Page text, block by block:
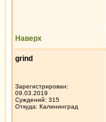
Наверх
grind
Зарегистрирован:
09.03.2019
Суждений: 315
Откуда: Калининград